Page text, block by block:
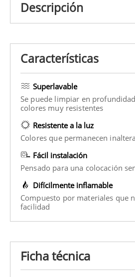
Descripción
Características
Superlavable
Se puede limpiar en
colores muy resistentes
Resistente a la luz
Colores que permanecen
Fácil instalación
Pensado para una colocación
Difícilmente inflamable
Compuesto por materiales que
facilidad
Ficha técnica